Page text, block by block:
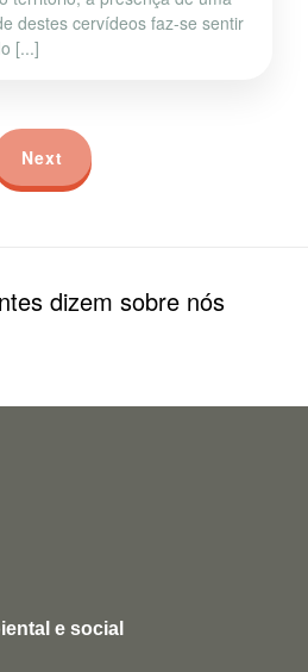
destes cervídeos faz-se sentir
[...]
Next
dizem sobre nós
e social